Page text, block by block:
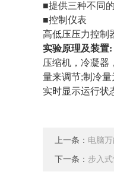
■提供三种不同
■控制仪表
高低压压力控制
实验原理及装置:
压缩机，冷凝器
量来调节;制冷
实时显示运行状
上一条： 电脑
下一条： 步入